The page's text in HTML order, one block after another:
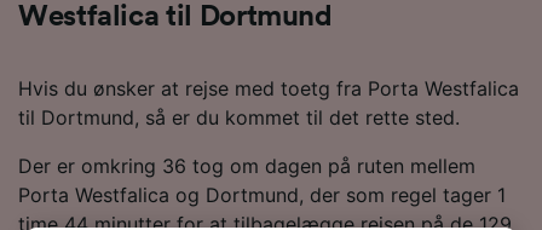
Westfalica til Dortmund
Hvis du ønsker at rejse med toetg fra Porta Westfalica
til Dortmund, så er du kommet til det rette sted.
Der er omkring 36 tog om dagen på ruten mellem
Porta Westfalica og Dortmund, der som regel tager 1
time 44 minutter for at tilbagelægge rejsen på de 129